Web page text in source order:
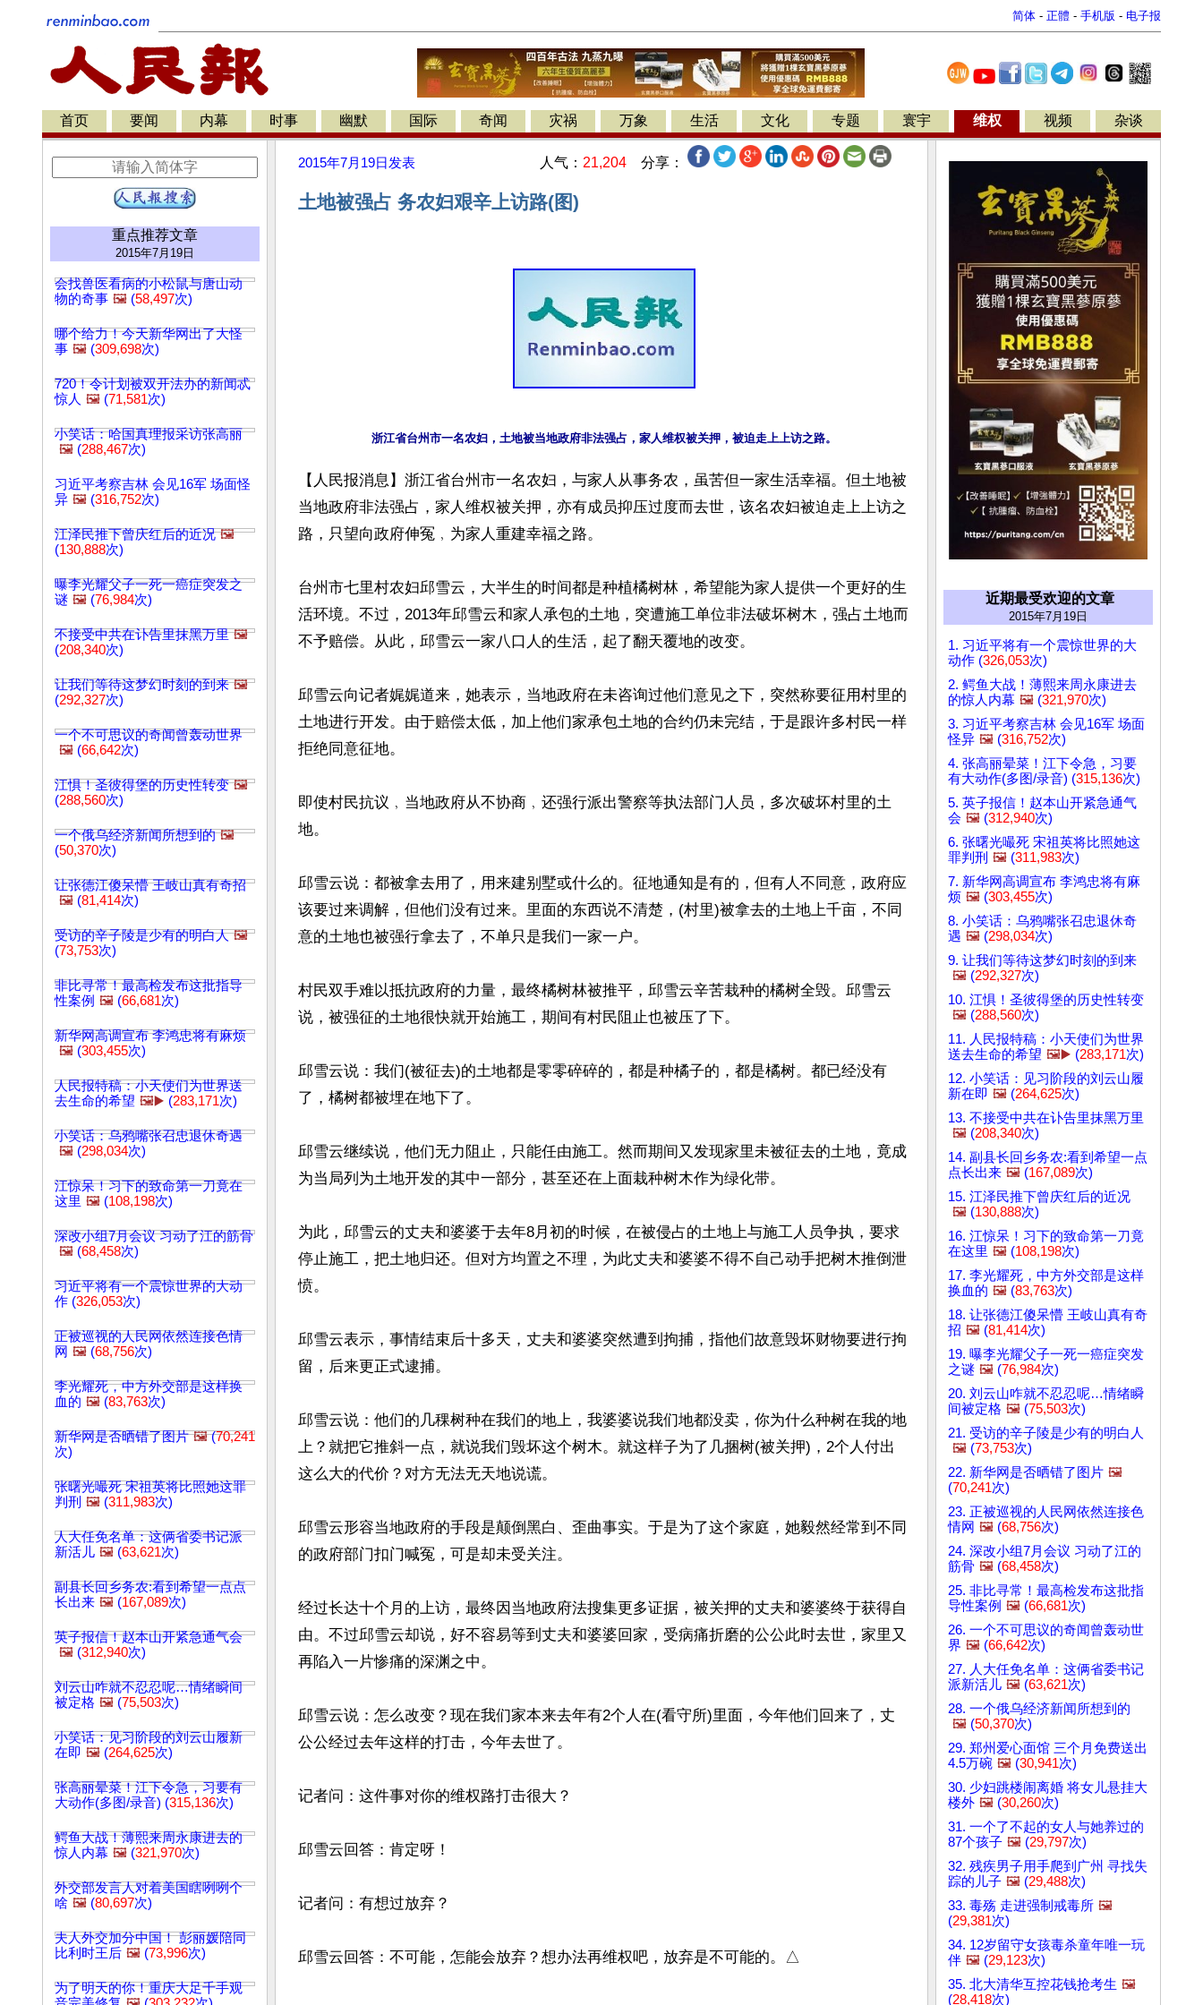
简体 - 正體 - 手机版 - 电子报
首页 要闻 内幕 时事 幽默 国际 奇闻 灾祸 万象 生活 文化 专题 寰宇 维权 视频 杂谈
重点推荐文章
2015年7月19日
会找兽医看病的小松鼠与唐山动
物的奇事 🖼️ (58,497次)
哪个给力！今天新华网出了大怪
事 🖼️ (309,698次)
720！令计划被双开法办的新闻忒
惊人 🖼️ (71,581次)
小笑话：哈国真理报采访张高丽
🖼️ (288,467次)
习近平考察吉林 会见16军 场面怪
异 🖼️ (316,752次)
江泽民推下曾庆红后的近况 🖼️
(130,888次)
曝李光耀父子一死一癌症突发之
谜 🖼️ (76,984次)
不接受中共在讣告里抹黑万里 🖼️
(208,340次)
让我们等待这梦幻时刻的到来 🖼️
(292,327次)
一个不可思议的奇闻曾轰动世界
🖼️ (66,642次)
江惧！圣彼得堡的历史性转变 🖼️
(288,560次)
一个俄乌经济新闻所想到的 🖼️
(50,370次)
让张德江傻呆懵 王岐山真有奇招
🖼️ (81,414次)
受访的辛子陵是少有的明白人 🖼️
(73,753次)
非比寻常！最高检发布这批指导
性案例 🖼️ (66,681次)
新华网高调宣布 李鸿忠将有麻烦
🖼️ (303,455次)
人民报特稿：小天使们为世界送
去生命的希望 🖼️▶️ (283,171次)
小笑话：乌鸦嘴张召忠退休奇遇
🖼️ (298,034次)
江惊呆！习下的致命第一刀竟在
这里 🖼️ (108,198次)
深改小组7月会议 习动了江的筋骨
🖼️ (68,458次)
习近平将有一个震惊世界的大动
作 (326,053次)
正被巡视的人民网依然连接色情
网 🖼️ (68,756次)
李光耀死，中方外交部是这样换
血的 🖼️ (83,763次)
新华网是否晒错了图片 🖼️(70,241
次)
张曙光嘬死 宋祖英将比照她这罪
判刑 🖼️ (311,983次)
人大任免名单：这俩省委书记派
新活儿 🖼️ (63,621次)
副县长回乡务农:看到希望一点点
长出来 🖼️ (167,089次)
英子报信！赵本山开紧急通气会
🖼️ (312,940次)
刘云山咋就不忍忍呢…情绪瞬间
被定格 🖼️ (75,503次)
小笑话：见习阶段的刘云山履新
在即 🖼️ (264,625次)
张高丽晕菜！江下令急，习要有
大动作(多图/录音) (315,136次)
鳄鱼大战！薄熙来周永康进去的
惊人内幕 🖼️ (321,970次)
外交部发言人对着美国瞎咧咧个
啥 🖼️ (80,697次)
夫人外交加分中国！ 彭丽媛陪同
比利时王后 🖼️ (73,996次)
为了明天的你！重庆大足千手观
2015年7月19日 发表 人气： 21,204 分享：
土地被强占 务农妇艰辛上访路(图)
【人民报消息】浙江省台州市一名农妇，与家人从事务农，虽苦但一家生活幸福。但土地被
当地政府非法强占，家人维权被关押，亦有成员抑压过度而去世，该名农妇被迫走上上访之
路，只望向政府伸冤﹐为家人重建幸福之路。
台州市七里村农妇邱雪云，大半生的时间都是种植橘树林，希望能为家人提供一个更好的生
活环境。不过，2013年邱雪云和家人承包的土地，突遭施工单位非法破坏树木，强占土地而
不予赔偿。从此，邱雪云一家八口人的生活，起了翻天覆地的改变。
邱雪云向记者娓娓道来，她表示，当地政府在未咨询过他们意见之下，突然称要征用村里的
土地进行开发。由于赔偿太低，加上他们家承包土地的合约仍未完结，于是跟许多村民一样
拒绝同意征地。
即使村民抗议﹐当地政府从不协商﹐还强行派出警察等执法部门人员，多次破坏村里的土
地。
邱雪云说：都被拿去用了，用来建别墅或什么的。征地通知是有的，但有人不同意，政府应
该要过来调解，但他们没有过来。里面的东西说不清楚，(村里)被拿去的土地上千亩，不同
意的土地也被强行拿去了，不单只是我们一家一户。
村民双手难以抵抗政府的力量，最终橘树林被推平，邱雪云辛苦栽种的橘树全毁。邱雪云
说，被强征的土地很快就开始施工，期间有村民阻止也被压了下。
邱雪云说：我们(被征去)的土地都是零零碎碎的，都是种橘子的，都是橘树。都已经没有
了，橘树都被埋在地下了。
邱雪云继续说，他们无力阻止，只能任由施工。然而期间又发现家里未被征去的土地，竟成
为当局列为土地开发的其中一部分，甚至还在上面栽种树木作为绿化带。
为此，邱雪云的丈夫和婆婆于去年8月初的时候，在被侵占的土地上与施工人员争执，要求
停止施工，把土地归还。但对方均置之不理，为此丈夫和婆婆不得不自己动手把树木推倒泄
愤。
邱雪云表示，事情结束后十多天，丈夫和婆婆突然遭到拘捕，指他们故意毁坏财物要进行拘
留，后来更正式逮捕。
邱雪云说：他们的几稞树种在我们的地上，我婆婆说我们地都没卖，你为什么种树在我的地
上？就把它推斜一点，就说我们毁坏这个树木。就这样子为了几捆树(被关押)，2个人付出
这么大的代价？对方无法无天地说谎。
邱雪云形容当地政府的手段是颠倒黑白、歪曲事实。于是为了这个家庭，她毅然经常到不同
的政府部门扣门喊冤，可是却未受关注。
经过长达十个月的上访，最终因当地政府法搜集更多证据，被关押的丈夫和婆婆终于获得自
由。不过邱雪云却说，好不容易等到丈夫和婆婆回家，受病痛折磨的公公此时去世，家里又
再陷入一片惨痛的深渊之中。
邱雪云说：怎么改变？现在我们家本来去年有2个人在(看守所)里面，今年他们回来了，丈
公公经过去年这样的打击，今年去世了。
记者问：这件事对你的维权路打击很大？
邱雪云回答：肯定呀！
记者问：有想过放弃？
邱雪云回答：不可能，怎能会放弃？想办法再维权吧，放弃是不可能的。△
近期最受欢迎的文章
2015年7月19日
1. 习近平将有一个震惊世界的大
动作 (326,053次)
2. 鳄鱼大战！薄熙来周永康进去
的惊人内幕 🖼️ (321,970次)
3. 习近平考察吉林 会见16军 场面
怪异 🖼️ (316,752次)
4. 张高丽晕菜！江下令急，习要
有大动作(多图/录音) (315,136次)
5. 英子报信！赵本山开紧急通气
会 🖼️ (312,940次)
6. 张曙光嘬死 宋祖英将比照她这
罪判刑 🖼️ (311,983次)
7. 新华网高调宣布 李鸿忠将有麻
烦 🖼️ (303,455次)
8. 小笑话：乌鸦嘴张召忠退休奇
遇 🖼️ (298,034次)
9. 让我们等待这梦幻时刻的到来
🖼️ (292,327次)
10. 江惧！圣彼得堡的历史性转变
🖼️ (288,560次)
11. 人民报特稿：小天使们为世界
送去生命的希望 🖼️▶️ (283,171次)
12. 小笑话：见习阶段的刘云山履
新在即 🖼️ (264,625次)
13. 不接受中共在讣告里抹黑万里
🖼️ (208,340次)
14. 副县长回乡务农:看到希望一点
点长出来 🖼️ (167,089次)
15. 江泽民推下曾庆红后的近况
🖼️ (130,888次)
16. 江惊呆！习下的致命第一刀竟
在这里 🖼️ (108,198次)
17. 李光耀死，中方外交部是这样
换血的 🖼️ (83,763次)
18. 让张德江傻呆懵 王岐山真有奇
招 🖼️ (81,414次)
19. 曝李光耀父子一死一癌症突发
之谜 🖼️ (76,984次)
20. 刘云山咋就不忍忍呢…情绪瞬
间被定格 🖼️ (75,503次)
21. 受访的辛子陵是少有的明白人
🖼️ (73,753次)
22. 新华网是否晒错了图片 🖼️
(70,241次)
23. 正被巡视的人民网依然连接色
情网 🖼️ (68,756次)
24. 深改小组7月会议 习动了江的
筋骨 🖼️ (68,458次)
25. 非比寻常！最高检发布这批指
导性案例 🖼️ (66,681次)
26. 一个不可思议的奇闻曾轰动世
界 🖼️ (66,642次)
27. 人大任免名单：这俩省委书记
派新活儿 🖼️ (63,621次)
28. 一个俄乌经济新闻所想到的
🖼️ (50,370次)
29. 郑州爱心面馆 三个月免费送出
4.5万碗 🖼️ (30,941次)
30. 少妇跳楼闹离婚 将女儿悬挂大
楼外 🖼️ (30,260次)
31. 一个了不起的女人与她养过的
87个孩子 🖼️ (29,797次)
32. 残疾男子用手爬到广州 寻找失
踪的儿子 🖼️ (29,488次)
33. 毒殇 走进强制戒毒所 🖼️
(29,381次)
34. 12岁留守女孩毒杀童年唯一玩
伴 🖼️ (29,123次)
35. 北大清华互控花钱抢考生 🖼️
(28,418次)